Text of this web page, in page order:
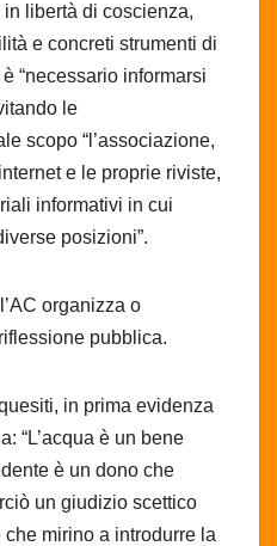
libertà di coscienza,
e concreti strumenti di
“necessario informarsi
le
scopo “l’associazione,
e le proprie riviste,
informativi in cui
posizioni”.
organizza o
pubblica.
in prima evidenza
“L’acqua è un bene
è un dono che
un giudizio scettico
mirino a introdurre la